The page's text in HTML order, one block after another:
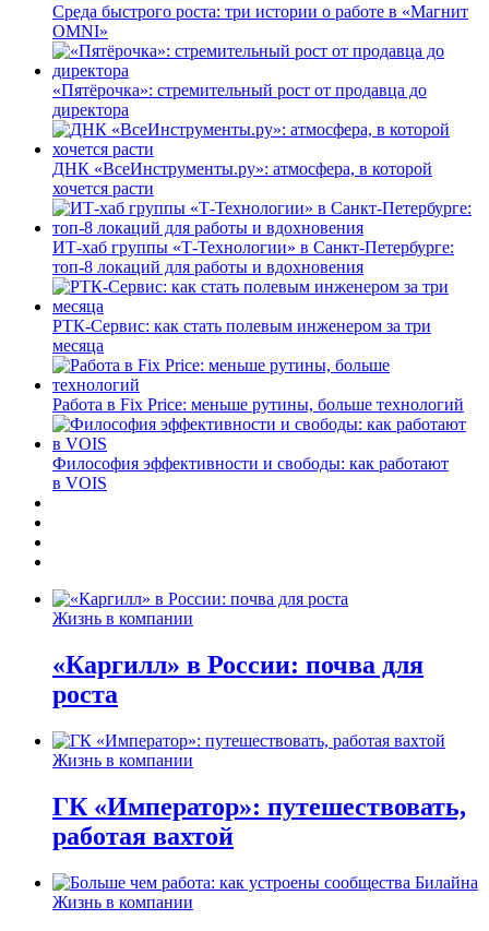
Среда быстрого роста: три истории о работе в «Магнит
OMNI»
«Пятёрочка»: стремительный рост от продавца до
директора
ДНК «ВсеИнструменты.ру»: атмосфера, в которой
хочется расти
ИТ-хаб группы «Т-Технологии» в Санкт-Петербурге:
топ-8 локаций для работы и вдохновения
РТК-Сервис: как стать полевым инженером за три
месяца
Работа в Fix Price: меньше рутины, больше технологий
Философия эффективности и свободы: как работают
в VOIS
Жизнь в компании
«Каргилл» в России: почва для
роста
Жизнь в компании
ГК «Император»: путешествовать,
работая вахтой
Жизнь в компании